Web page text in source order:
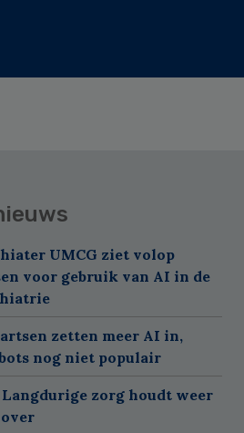
UMCG ziet volop
voor gebruik van AI in de
zetten meer AI in,
nog niet populair
Langdurige zorg houdt weer